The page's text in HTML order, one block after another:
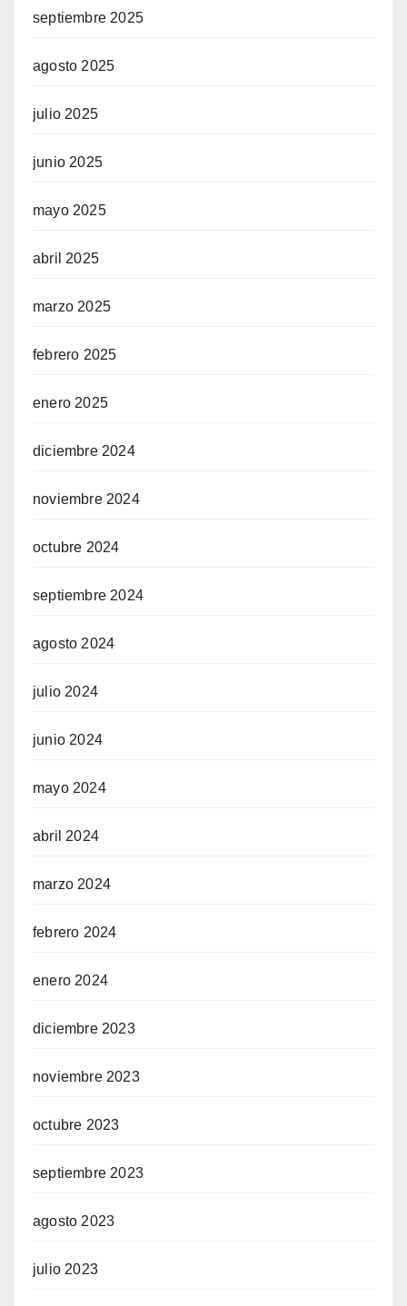
septiembre 2025
agosto 2025
julio 2025
junio 2025
mayo 2025
abril 2025
marzo 2025
febrero 2025
enero 2025
diciembre 2024
noviembre 2024
octubre 2024
septiembre 2024
agosto 2024
julio 2024
junio 2024
mayo 2024
abril 2024
marzo 2024
febrero 2024
enero 2024
diciembre 2023
noviembre 2023
octubre 2023
septiembre 2023
agosto 2023
julio 2023